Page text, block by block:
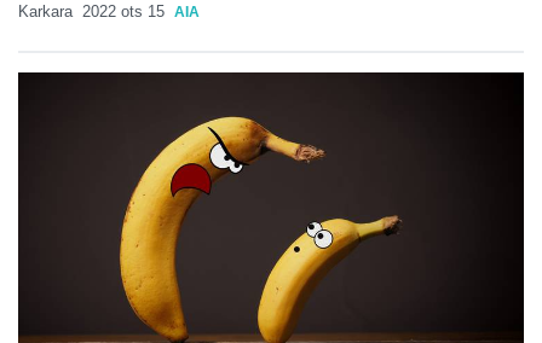
Karkara 2022 ots 15 AIA